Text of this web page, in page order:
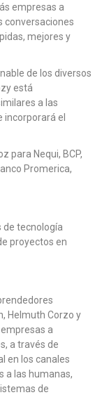
empresas a
conversaciones
mejores y
de los diversos
está
a las
incorporará el
para Nequi, BCP,
Promerica,
de tecnología
proyectos en
Helmuth Corzo y
a
a través de
en los canales
a las humanas,
de